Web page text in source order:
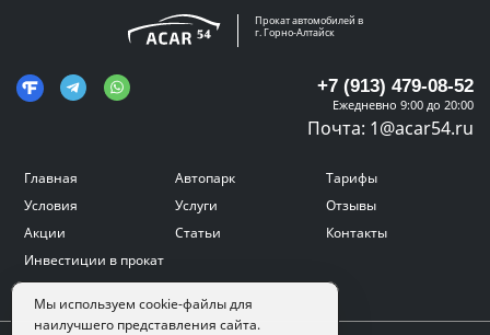
Прокат автомобилей в
г. Горно-Алтайск
+7 (913) 479-08-52
Ежедневно 9:00 до 20:00
Почта: 1@acar54.ru
Главная Автопарк
Тарифы
Условия
Услуги
Отзывы
Акции
Статьи
Контакты
Инвестиции в прокат
Мы используем cookie-файлы для
наилучшего представления сайта.